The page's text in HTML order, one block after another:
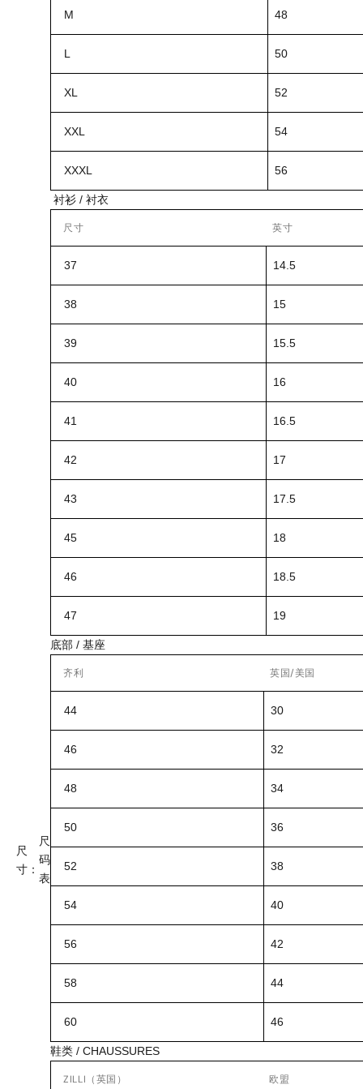
尺
寸：
尺
码
表
M 48
L 50
XL 52
XXL 54
XXXL 56
衬衫 / 衬衣
尺寸 英寸
37 14.5
38 15
39 15.5
40 16
41 16.5
42 17
43 17.5
45 18
46 18.5
47 19
底部 / 基座
齐利 英国/美国
44 30
46 32
48 34
50 36
52 38
54 40
56 42
58 44
60 46
鞋类 / CHAUSSURES
ZILLI（英国） 欧盟